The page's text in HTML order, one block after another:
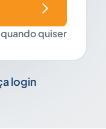
quiser
login